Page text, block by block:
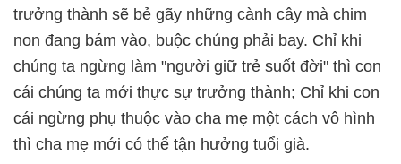
trưởng thành sẽ bẻ gãy những cành cây mà chim
non đang bám vào, buộc chúng phải bay. Chỉ khi
chúng ta ngừng làm "người giữ trẻ suốt đời" thì con
cái chúng ta mới thực sự trưởng thành; Chỉ khi con
cái ngừng phụ thuộc vào cha mẹ một cách vô hình
thì cha mẹ mới có thể tận hưởng tuổi già.